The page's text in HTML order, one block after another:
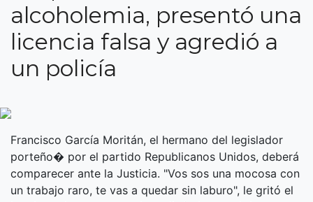
alcoholemia, presentó una
licencia falsa y agredió a
un policía
Francisco García Moritán, el hermano del legislador
porteño� por el partido Republicanos Unidos, deberá
comparecer ante la Justicia. "Vos sos una mocosa con
un trabajo raro, te vas a quedar sin laburo", le gritó el